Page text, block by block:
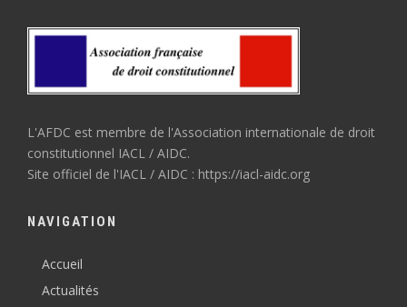
L'AFDC est membre de l'Association internationale de droit
constitutionnel IACL / AIDC.
Site officiel de l'IACL / AIDC : https://iacl-aidc.org
NAVIGATION
Accueil
Actualités